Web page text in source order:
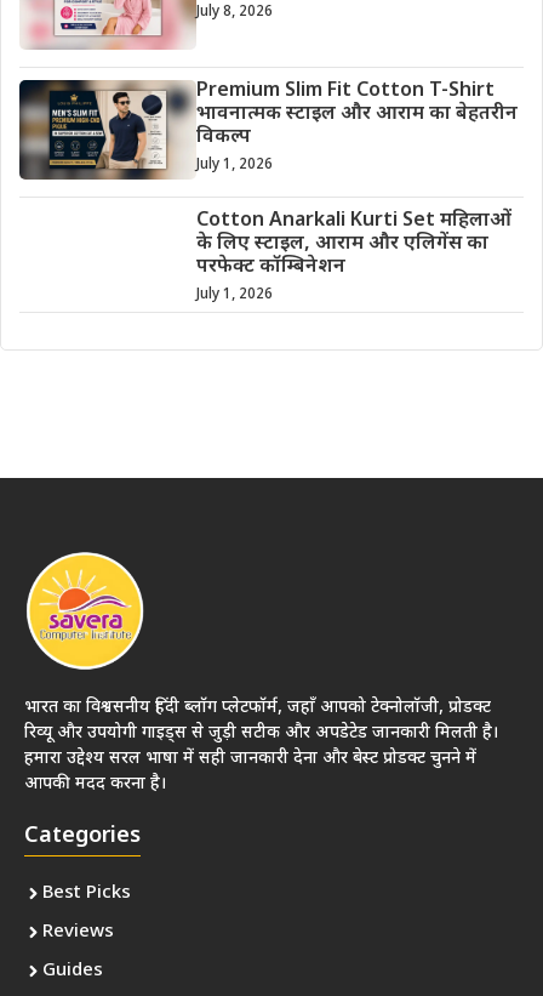
July 8, 2026
Premium Slim Fit Cotton T-Shirt
भावनात्मक स्टाइल और आराम का बेहतरीन
विकल्प
July 1, 2026
Cotton Anarkali Kurti Set महिलाओं
के लिए स्टाइल, आराम और एलिगेंस का
परफेक्ट कॉम्बिनेशन
July 1, 2026
भारत का विश्वसनीय हिंदी ब्लॉग प्लेटफॉर्म, जहाँ आपको टेक्नोलॉजी, प्रोडक्ट
रिव्यू और उपयोगी गाइड्स से जुड़ी सटीक और अपडेटेड जानकारी मिलती है।
हमारा उद्देश्य सरल भाषा में सही जानकारी देना और बेस्ट प्रोडक्ट चुनने में
आपकी मदद करना है।
Categories
Best Picks
Reviews
Guides